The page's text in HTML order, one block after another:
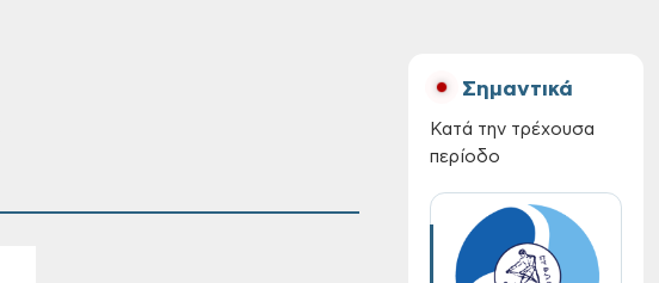
Σημαντικά
Κατά την τρέχουσα
περίοδο